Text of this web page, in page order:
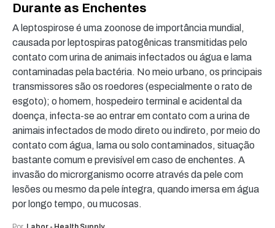
Durante as Enchentes
A leptospirose é uma zoonose de importância mundial,
causada por leptospiras patogênicas transmitidas pelo
contato com urina de animais infectados ou água e lama
contaminadas pela bactéria. No meio urbano, os principais
transmissores são os roedores (especialmente o rato de
esgoto); o homem, hospedeiro terminal e acidental da
doença, infecta-se ao entrar em contato com a urina de
animais infectados de modo direto ou indireto, por meio do
contato com água, lama ou solo contaminados, situação
bastante comum e previsível em caso de enchentes. A
invasão do microrganismo ocorre através da pele com
lesões ou mesmo da pele íntegra, quando imersa em água
por longo tempo, ou mucosas.